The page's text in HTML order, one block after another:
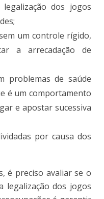
dos jogos
um controle rígido,
a arrecadação de
problemas de saúde
é um comportamento
e apostar sucessiva
por causa dos
é preciso avaliar se o
legalização dos jogos